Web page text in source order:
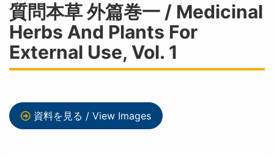
質問本草 外篇巻一 / Medicinal
Herbs And Plants For
External Use, Vol. 1
資料を見る / View Images